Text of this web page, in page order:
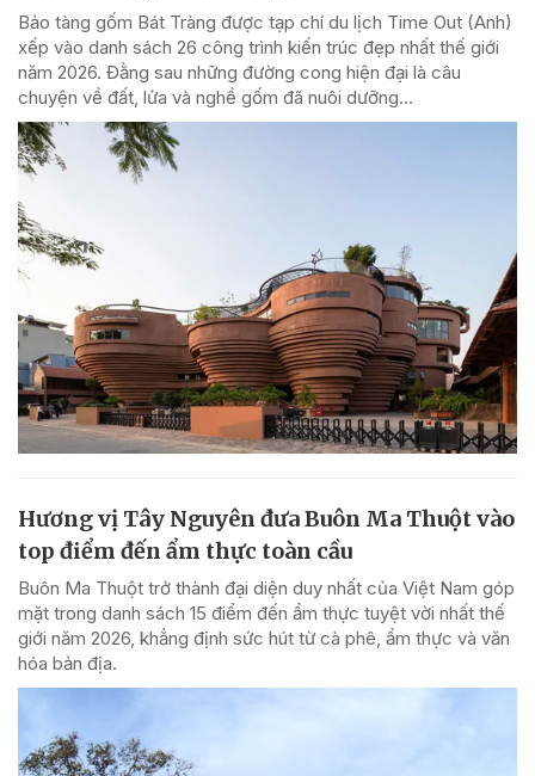
Bảo tàng gốm Bát Tràng được tạp chí du lịch Time Out (Anh)
xếp vào danh sách 26 công trình kiến trúc đẹp nhất thế giới
năm 2026. Đằng sau những đường cong hiện đại là câu
chuyện về đất, lửa và nghề gốm đã nuôi dưỡng...
Hương vị Tây Nguyên đưa Buôn Ma Thuột vào
top điểm đến ẩm thực toàn cầu
Buôn Ma Thuột trở thành đại diện duy nhất của Việt Nam góp
mặt trong danh sách 15 điểm đến ẩm thực tuyệt vời nhất thế
giới năm 2026, khẳng định sức hút từ cà phê, ẩm thực và văn
hóa bản địa.